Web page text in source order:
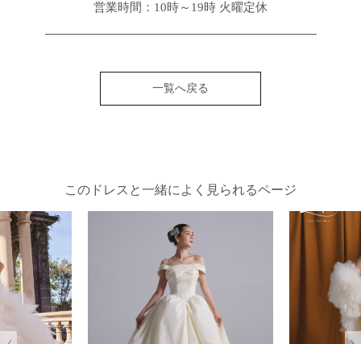
営業時間：10時～19時 火曜定休
一覧へ戻る
このドレスと一緒によく見られるページ